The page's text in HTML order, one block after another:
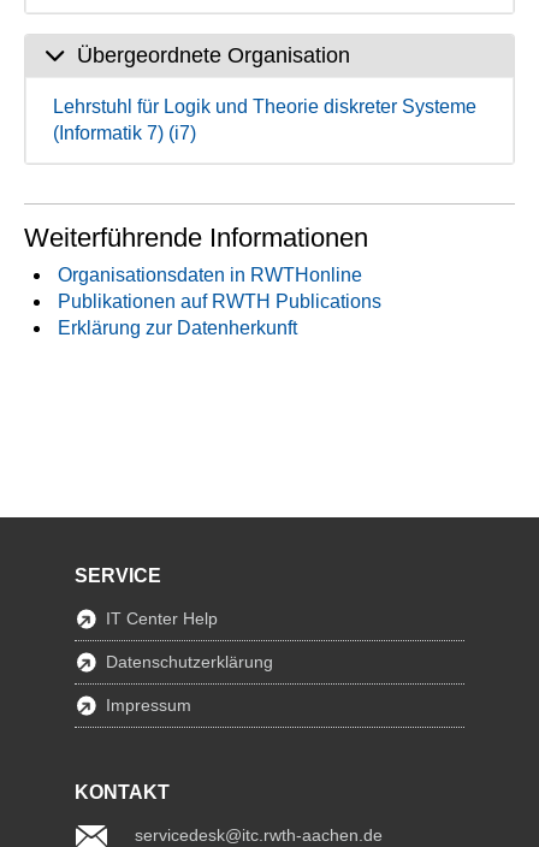
Übergeordnete Organisation
Lehrstuhl für Logik und Theorie diskreter Systeme
(Informatik 7) (i7)
Weiterführende Informationen
Organisationsdaten in RWTHonline
Publikationen auf RWTH Publications
Erklärung zur Datenherkunft
SERVICE
IT Center Help
Datenschutzerklärung
Impressum
KONTAKT
servicedesk@itc.rwth-aachen.de